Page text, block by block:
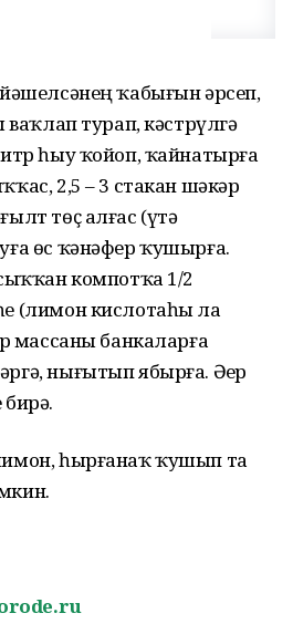
ҡабығын әрсеп,
ваҡлап турап, кәстрүлгә
һыу ҡойоп, ҡайнатырға
2,5 – 3 стакан шәкәр
төҫ алғас (үтә
өс ҡәнәфер ҡушырға.
компотҡа 1/2
(лимон кислотаһы ла
массаны банкаларға
нығытып ябырға. Әҙер
һырғанаҡ ҡушып та